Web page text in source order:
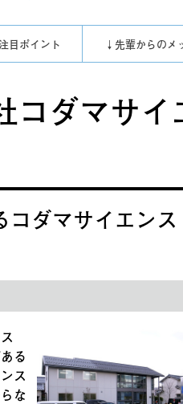
目ポイント ↓先輩からのメ
コダマサイ
ダマサイエンス
る
ス
な